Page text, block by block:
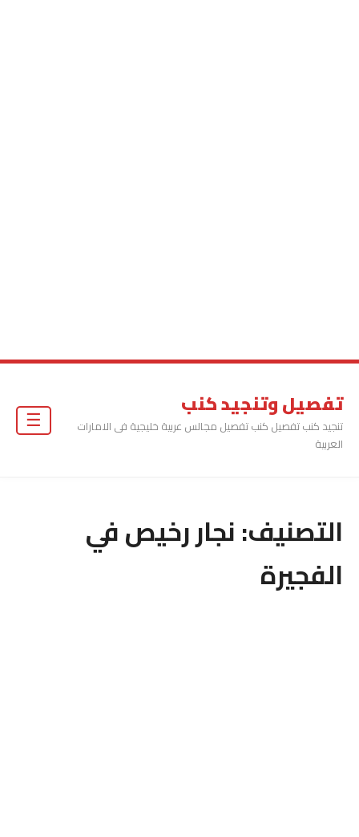
تفصيل وتنجيد كنب
تنجيد كنب تفصيل كنب تفصيل مجالس عربية خليجية فى الامارات
العربية
التصنيف:نجار رخيص في
الفجيرة